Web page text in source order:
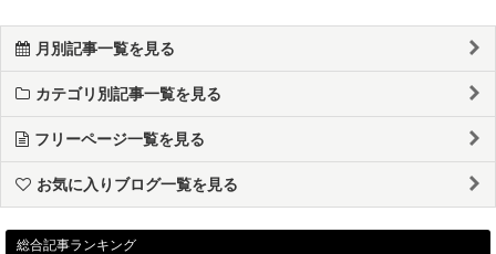
月別記事一覧を見る
カテゴリ別記事一覧を見る
フリーページ一覧を見る
お気に入りブログ一覧を見る
総合記事ランキング